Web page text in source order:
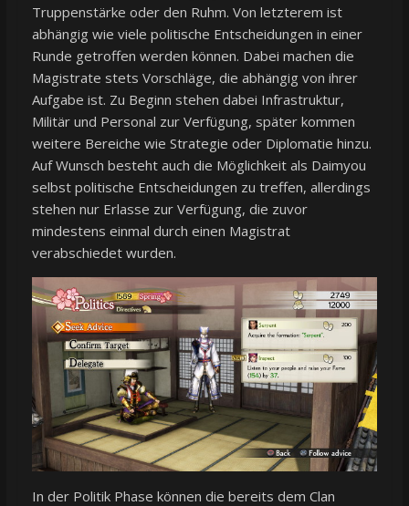
Truppenstärke oder den Ruhm. Von letzterem ist
abhängig wie viele politische Entscheidungen in einer
Runde getroffen werden können. Dabei machen die
Magistrate stets Vorschläge, die abhängig von ihrer
Aufgabe ist. Zu Beginn stehen dabei Infrastruktur,
Militär und Personal zur Verfügung, später kommen
weitere Bereiche wie Strategie oder Diplomatie hinzu.
Auf Wunsch besteht auch die Möglichkeit als Daimyou
selbst politische Entscheidungen zu treffen, allerdings
stehen nur Erlasse zur Verfügung, die zuvor
mindestens einmal durch einen Magistrat
verabschiedet wurden.
In der Politik Phase können die bereits dem Clan